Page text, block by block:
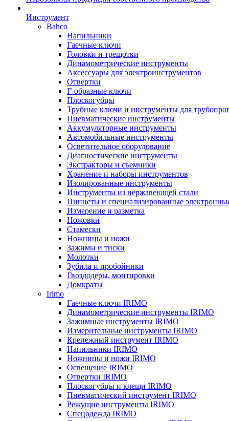
Инструмент
Bahco
Напильники
Гаечные ключи
Головки и трещотки
Динамометрические инструменты
Аксессуары для электроинструментов
Отвертки
Г-образные ключи
Плоскогубцы
Трубные ключи и инструменты для
Пневматические инструменты
Аккумуляторные инструменты
Автомобильные инструменты
Осветительное оборудование
Диагностические инструменты
Экстракторы и съемники
Хранение и наборы инструментов
Изолированные инструменты
Инструменты из нержавеющей стали
Пинцеты и специализированные
Измерение и разметка
Ножовки
Стамески
Ножницы и ножи
Зажимы и тиски
Молотки
Зубила и пробойники
Гвоздодеры, монтировки
Домкраты
Irimo
Гаечные ключи IRIMO
Динамометрические инструменты IRIMO
Зажимные инструменты IRIMO
Измерительные инструменты IRIMO
Крепежный инструмент IRIMO
Напильники IRIMO
Ножницы и ножи IRIMO
Освещение IRIMO
Отвертки IRIMO
Плоскогубцы и клещи IRIMO
Пневматический инструмент IRIMO
Режущие инструменты IRIMO
Спецодежда IRIMO